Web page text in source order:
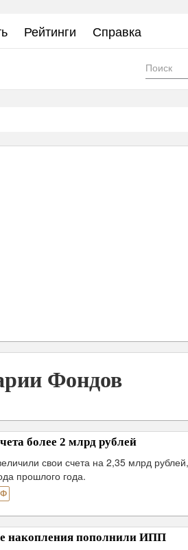
Рейтинги Справка
Фондов
более 2 млрд рублей
свои счета на 2,35 млрд
прошлого года.
накопления пополнили ИПП